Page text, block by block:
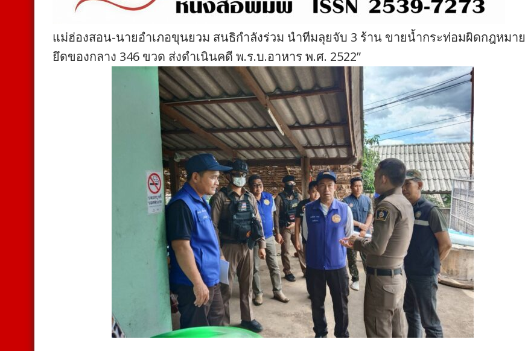
แม่ฮ่องสอน-นายอำเภอขุนยวม สนธิกำลังร่วม นำทีมลุยจับ 3 ร้าน ขายน้ำกระท่อมผิดกฎหมาย
ยึดของกลาง 346 ขวด ส่งดำเนินคดี พ.ร.บ.อาหาร พ.ศ. 2522”